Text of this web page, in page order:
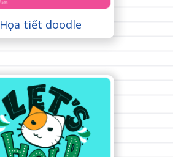
Họa tiết doodle